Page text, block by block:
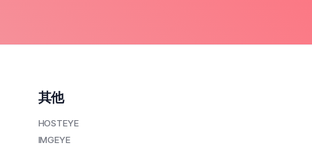
其他
HOSTEYE
IMGEYE